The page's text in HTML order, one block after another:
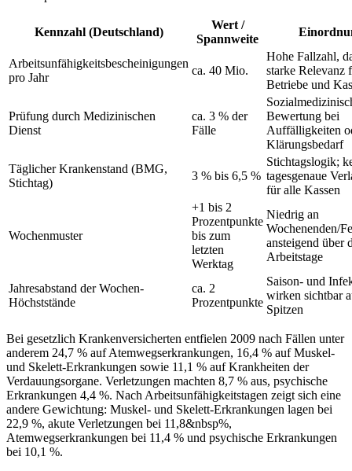
Kennzahl (Deutschland)
Wert /
Spannweite
Arbeitsunfähigkeitsbescheinigungen
pro Jahr
ca. 40 Mio.
Hohe Fallzahl,
starke Relevanz
Betriebe und
Prüfung durch Medizinischen
Dienst
ca. 3 % der
Fälle
Bewertung bei
Auffälligkeiten
Klärungsbedarf
Täglicher Krankenstand (BMG,
Stichtag)
3 % bis 6,5 %
Stichtagslogik;
tagesgenaue
für alle Kassen
Wochenmuster
+1 bis 2
Prozentpunkte
bis zum
letzten
Werktag
Niedrig an
Wochenenden/
ansteigend über
Arbeitstage
Jahresabstand der Wochen-
Höchststände
ca. 2
Prozentpunkte
Saison- und
wirken sichtbar
Spitzen
Bei gesetzlich Krankenversicherten entfielen 2009 nach Fällen unter
anderem 24,7 % auf Atemwegserkrankungen, 16,4 % auf Muskel-
und Skelett-Erkrankungen sowie 11,1 % auf Krankheiten der
Verdauungsorgane. Verletzungen machten 8,7 % aus, psychische
Erkrankungen 4,4 %. Nach Arbeitsunfähigkeitstagen zeigt sich eine
andere Gewichtung: Muskel- und Skelett-Erkrankungen lagen bei
22,9 %, akute Verletzungen bei 11,8&nbsp%,
Atemwegserkrankungen bei 11,4 % und psychische Erkrankungen
bei 10,1 %.